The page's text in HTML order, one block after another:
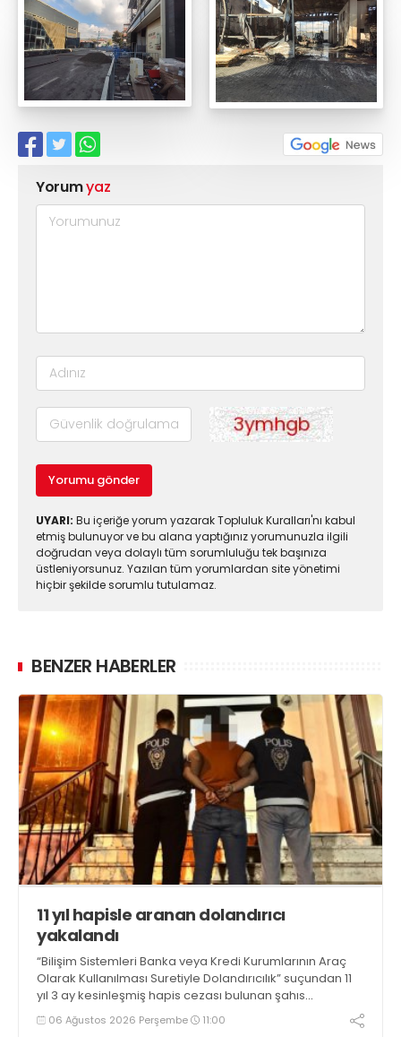
Yorumyaz
Yorumu gönder
UYARI: Bu içeriğe yorum yazarak Topluluk Kuralları'nı kabul
etmiş bulunuyor ve bu alana yaptığınız yorumunuzla ilgili
doğrudan veya dolaylı tüm sorumluluğu tek başınıza
üstleniyorsunuz. Yazılan tüm yorumlardan site yönetimi
hiçbir şekilde sorumlu tutulamaz.
BENZER HABERLER
11 yıl hapisle aranan dolandırıcı
yakalandı
“Bilişim Sistemleri Banka veya Kredi Kurumlarının Araç
Olarak Kullanılması Suretiyle Dolandırıcılık” suçundan 11
yıl 3 ay kesinleşmiş hapis cezası bulunan şahıs
yakalandı
06 Ağustos 2026 Perşembe 11:00